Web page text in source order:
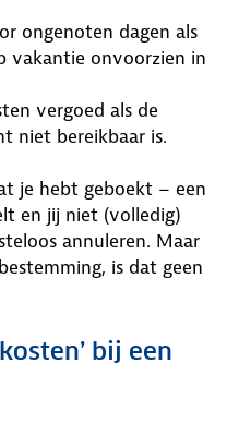
ongenoten dagen als
vakantie onvoorzien in
vergoed als de
niet bereikbaar is.
je hebt geboekt – een
en jij niet (volledig)
annuleren. Maar
is dat geen
bij een